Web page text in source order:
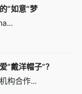
“如意”梦
戴洋帽子”？
构合作...